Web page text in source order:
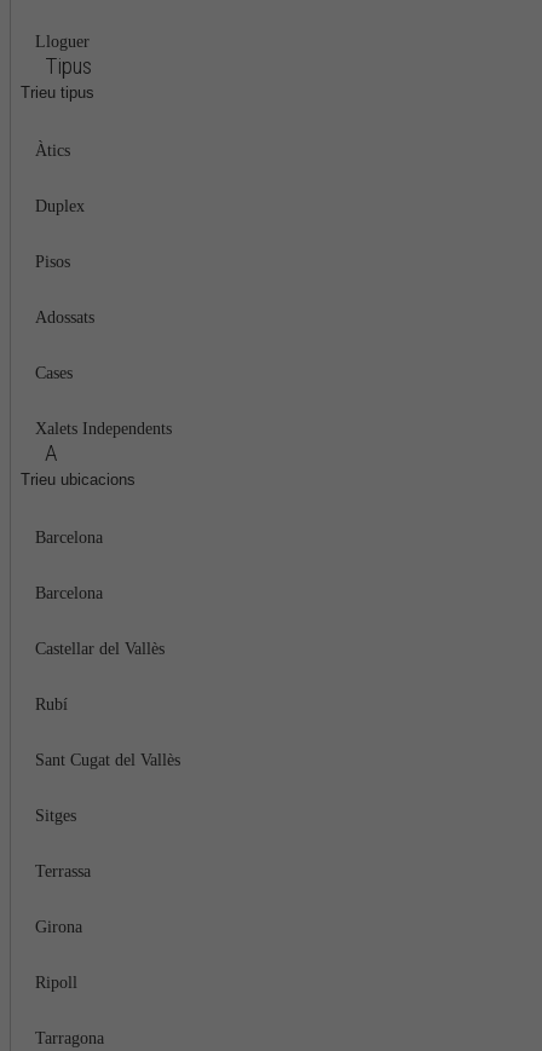
Lloguer
Tipus
Trieu tipus
Àtics
Duplex
Pisos
Adossats
Cases
Xalets Independents
A
Trieu ubicacions
Barcelona
Barcelona
Castellar del Vallès
Rubí
Sant Cugat del Vallès
Sitges
Terrassa
Girona
Ripoll
Tarragona